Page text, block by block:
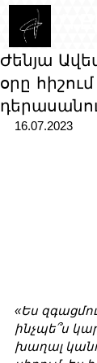
Ժենյա
օրը
16.07.2023
«Ես
ինչպե՞ս
խաղալ